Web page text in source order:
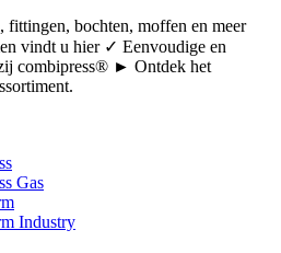
fittingen, bochten, moffen en meer
vindt u hier ✓ Eenvoudige en
combipress® ► Ontdek het
Gas
Industry